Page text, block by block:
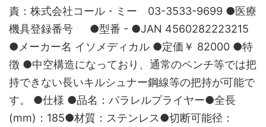
責：株式会社コール・ミー 03-3533-9699 ●医療
機具登録番号 ●型番 - ●JAN 4560282223215
●メーカー名 イソメディカル ●定価￥ 82000 ●特
徴 ●中空構造になっており、通常のペンチ等では把
持できない長いキルシュナー鋼線等の把持が可能で
す。 ●仕様 ●品名：パラレルプライヤー●全長
(mm)：185●材質：ステンレス●切断可能径：